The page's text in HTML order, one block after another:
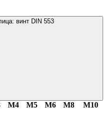
винт DIN 553
М4 М5 М6 М8
М10